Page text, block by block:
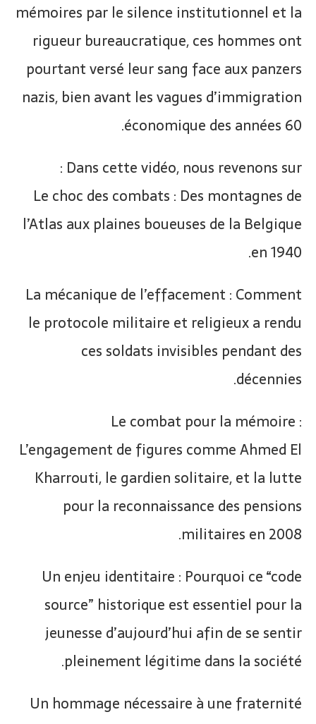
mémoires par le silence institutionnel et la
rigueur bureaucratique, ces hommes ont
pourtant versé leur sang face aux panzers
nazis, bien avant les vagues d’immigration
économique des années 60.
Dans cette vidéo, nous revenons sur :
Le choc des combats : Des montagnes de
l’Atlas aux plaines boueuses de la Belgique
en 1940.
La mécanique de l’effacement : Comment
le protocole militaire et religieux a rendu
ces soldats invisibles pendant des
décennies.
Le combat pour la mémoire :
L’engagement de figures comme Ahmed El
Kharrouti, le gardien solitaire, et la lutte
pour la reconnaissance des pensions
militaires en 2008.
Un enjeu identitaire : Pourquoi ce “code
source” historique est essentiel pour la
jeunesse d’aujourd’hui afin de se sentir
pleinement légitime dans la société.
Un hommage nécessaire à une fraternité